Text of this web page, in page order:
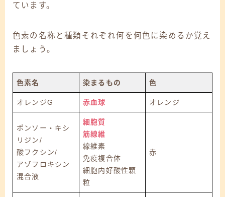
ています。
色素の名称と種類それぞれ何を何色に染めるか覚え
ましょう。
色素名 染まるもの 色
オレンジG 赤血球 オレンジ
ポンソー・キシ
リジン/
酸フクシン/
アゾフロキシン
混合液
細胞質
筋線維
線維素
免疫複合体
細胞内好酸性顆
粒
赤